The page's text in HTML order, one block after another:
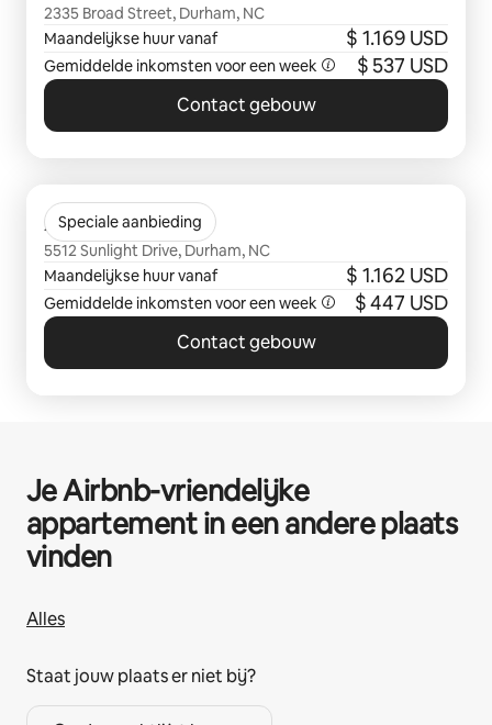
2335 Broad Street, Durham, NC
Maandelijkse huur vanaf
$ 1.169 USD
Gemiddelde inkomsten voor een week $ 537 USD
Contact gebouw
Speciale aanbieding
Avana 55Twelve
5512 Sunlight Drive, Durham, NC
Maandelijkse huur vanaf
$ 1.162 USD
Gemiddelde inkomsten voor een week $ 447 USD
Contact gebouw
Je Airbnb-vriendelijke
appartement in een andere plaats
vinden
Alles
Staat jouw plaats er niet bij?